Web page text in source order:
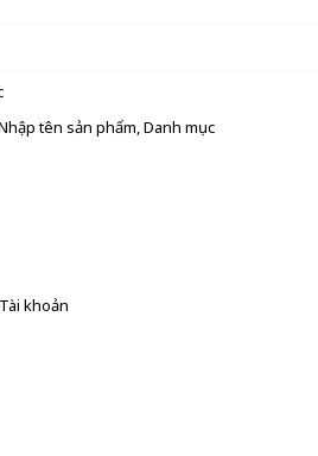
tên sản phẩm, Danh mục
Tài khoản